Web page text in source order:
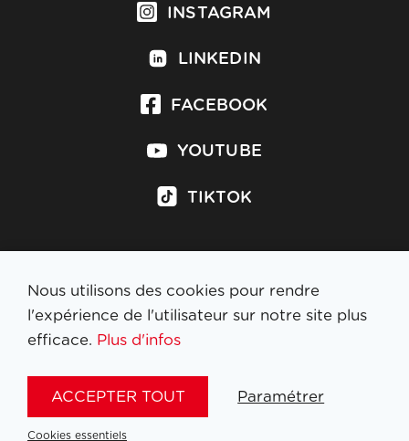
INSTAGRAM
LINKEDIN
FACEBOOK
YOUTUBE
TIKTOK
S'inscrire à la newsletter
Nous utilisons des cookies pour rendre
l'expérience de l'utilisateur sur notre site plus
efficace. Plus d'infos
ACCEPTER TOUT Paramétrer
Cookies essentiels